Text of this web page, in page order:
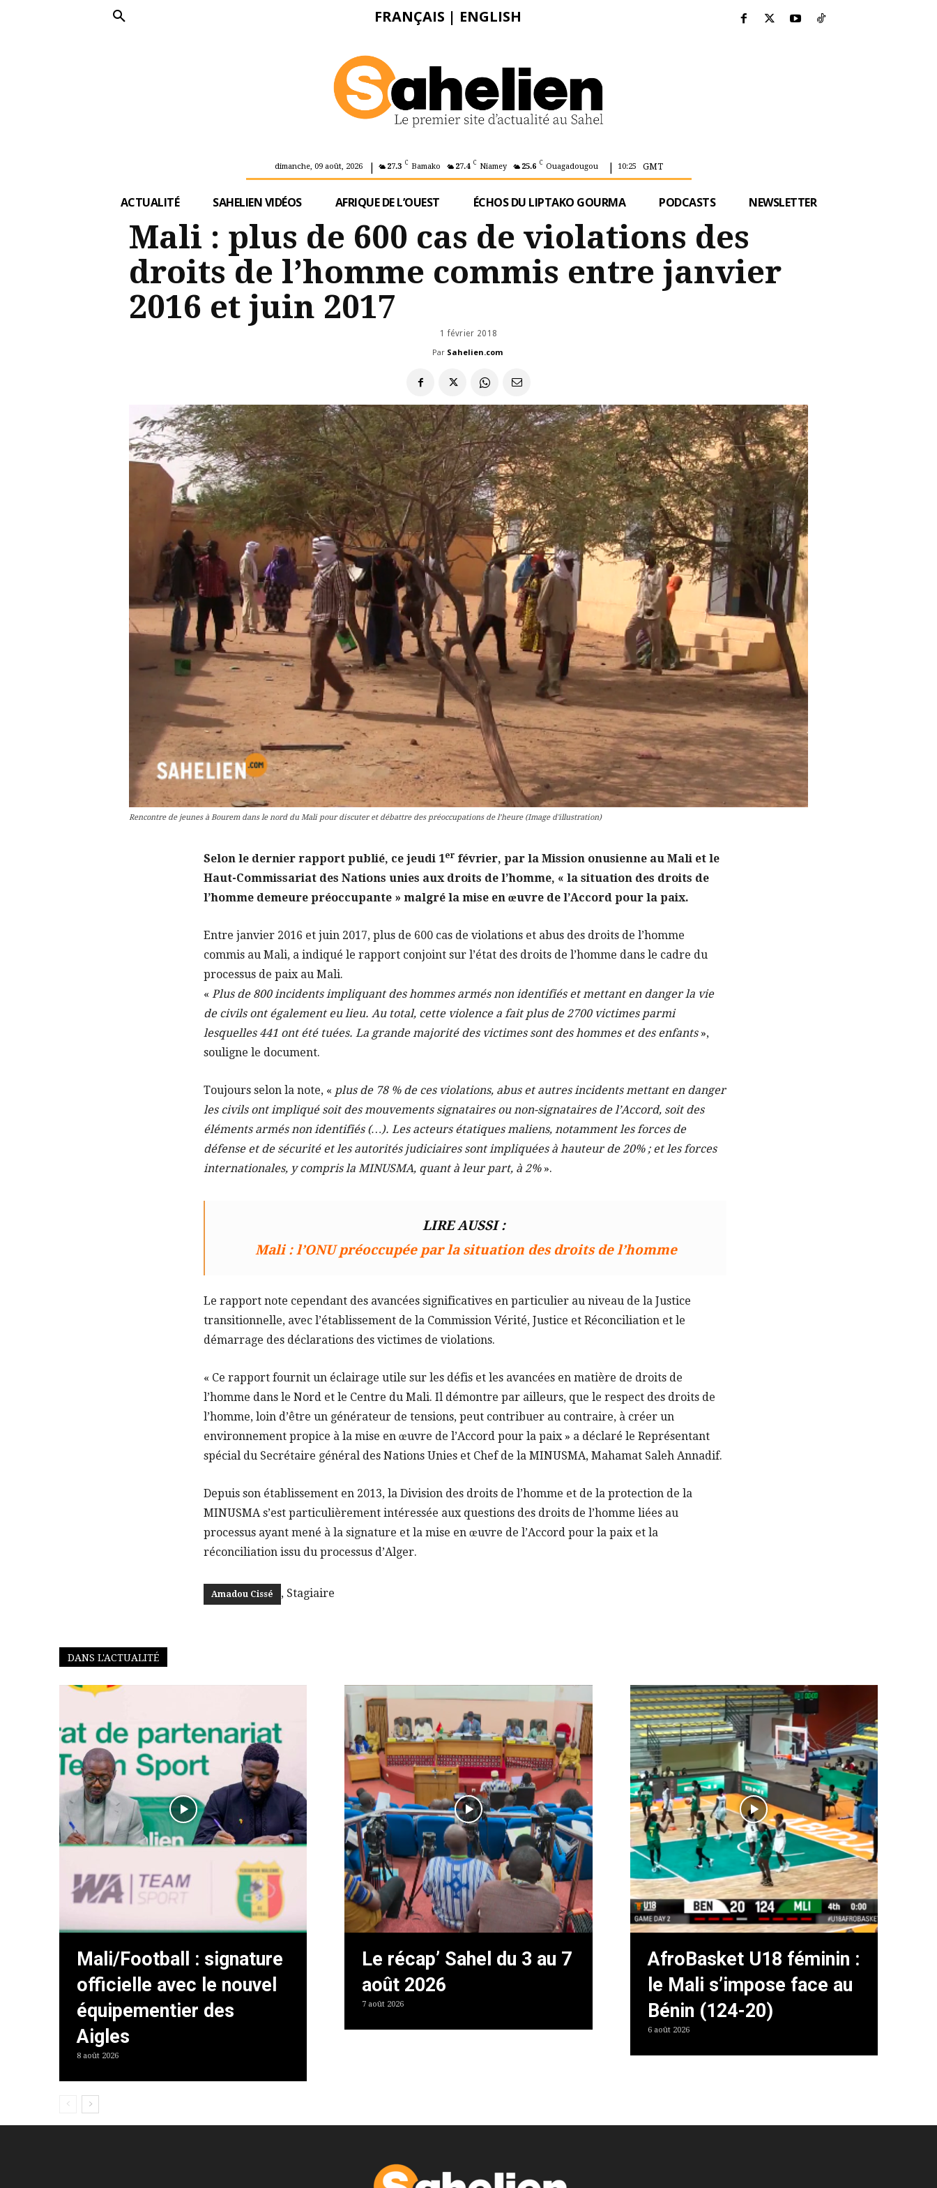
FRANÇAIS | ENGLISH
dimanche, 09 août, 2026 | 27.3 C Bamako 27.4 C Niamey 25.6 C Ouagadougou | 10:25 GMT
ACTUALITÉ SAHELIEN VIDÉOS AFRIQUE DE L’OUEST ÉCHOS DU LIPTAKO GOURMA PODCASTS NEWSLETTER
Mali : plus de 600 cas de violations des
droits de l’homme commis entre janvier
2016 et juin 2017
1 février 2018
Par Sahelien.com
Rencontre de jeunes à Bourem dans le nord du Mali pour discuter et débattre des préoccupations de l’heure (Image d'illustration)
Selon le dernier rapport publié, ce jeudi 1er février, par la Mission onusienne au Mali et le
Haut-Commissariat des Nations unies aux droits de l’homme, « la situation des droits de
l’homme demeure préoccupante » malgré la mise en œuvre de l’Accord pour la paix.
Entre janvier 2016 et juin 2017, plus de 600 cas de violations et abus des droits de l’homme
commis au Mali, a indiqué le rapport conjoint sur l’état des droits de l’homme dans le cadre du
processus de paix au Mali.
« Plus de 800 incidents impliquant des hommes armés non identifiés et mettant en danger la vie
de civils ont également eu lieu. Au total, cette violence a fait plus de 2700 victimes parmi
lesquelles 441 ont été tuées. La grande majorité des victimes sont des hommes et des enfants»,
souligne le document.
Toujours selon la note, « plus de 78 % de ces violations, abus et autres incidents mettant en danger
les civils ont impliqué soit des mouvements signataires ou non-signataires de l’Accord, soit des
éléments armés non identifiés (…). Les acteurs étatiques maliens, notamment les forces de
défense et de sécurité et les autorités judiciaires sont impliquées à hauteur de 20% ; et les forces
internationales, y compris la MINUSMA, quant à leur part, à 2%».
LIRE AUSSI :
Mali : l’ONU préoccupée par la situation des droits de l’homme
Le rapport note cependant des avancées significatives en particulier au niveau de la Justice
transitionnelle, avec l’établissement de la Commission Vérité, Justice et Réconciliation et le
démarrage des déclarations des victimes de violations.
« Ce rapport fournit un éclairage utile sur les défis et les avancées en matière de droits de
l’homme dans le Nord et le Centre du Mali. Il démontre par ailleurs, que le respect des droits de
l’homme, loin d’être un générateur de tensions, peut contribuer au contraire, à créer un
environnement propice à la mise en œuvre de l’Accord pour la paix » a déclaré le Représentant
spécial du Secrétaire général des Nations Unies et Chef de la MINUSMA, Mahamat Saleh Annadif.
Depuis son établissement en 2013, la Division des droits de l’homme et de la protection de la
MINUSMA s’est particulièrement intéressée aux questions des droits de l’homme liées au
processus ayant mené à la signature et la mise en œuvre de l’Accord pour la paix et la
réconciliation issu du processus d’Alger.
Amadou Cissé , Stagiaire
DANS L'ACTUALITÉ
Mali/Football : signature
officielle avec le nouvel
équipementier des
Aigles
8 août 2026
Le récap’ Sahel du 3 au 7
août 2026
7 août 2026
AfroBasket U18 féminin :
le Mali s’impose face au
Bénin (124-20)
6 août 2026